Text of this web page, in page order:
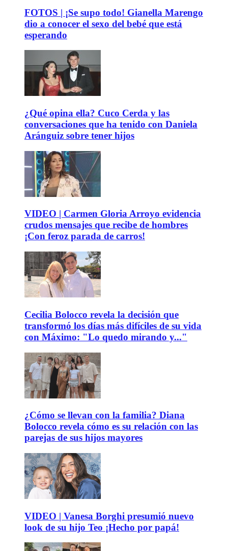
FOTOS | ¡Se supo todo! Gianella Marengo
dio a conocer el sexo del bebé que está
esperando
¿Qué opina ella? Cuco Cerda y las
conversaciones que ha tenido con Daniela
Aránguiz sobre tener hijos
VIDEO | Carmen Gloria Arroyo evidencia
crudos mensajes que recibe de hombres
¡Con feroz parada de carros!
Cecilia Bolocco revela la decisión que
transformó los días más difíciles de su vida
con Máximo: "Lo quedo mirando y..."
¿Cómo se llevan con la familia? Diana
Bolocco revela cómo es su relación con las
parejas de sus hijos mayores
VIDEO | Vanesa Borghi presumió nuevo
look de su hijo Teo ¡Hecho por papá!